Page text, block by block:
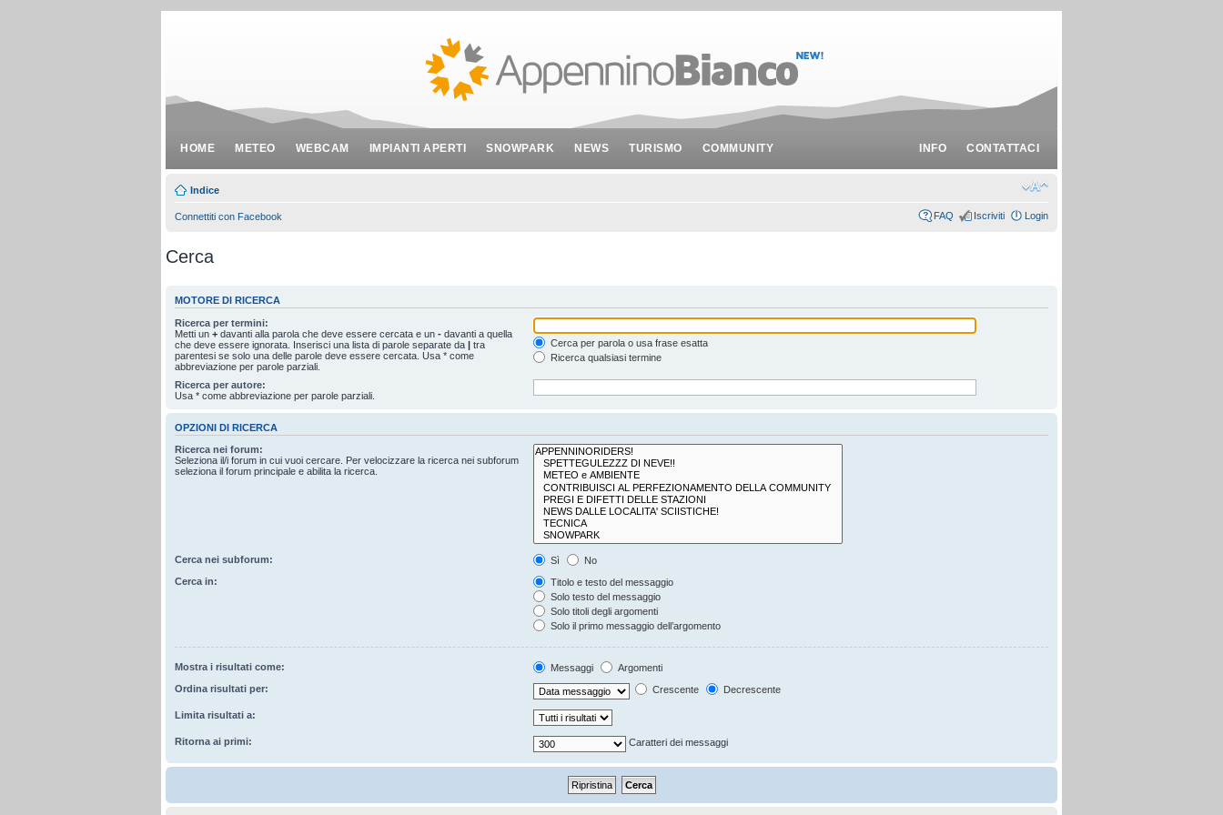
HOME METEO WEBCAM IMPIANTI APERTI SNOWPARK NEWS TURISMO COMMUNITY INFO CONTATTACI
Indice
Connettiti con Facebook FAQ Iscriviti Login
Cerca
MOTORE DI RICERCA
Ricerca per termini:
Metti un + davanti alla parola che deve essere cercata e un - davanti a quella
che deve essere ignorata. Inserisci una lista di parole separate da | tra
parentesi se solo una delle parole deve essere cercata. Usa * come
abbreviazione per parole parziali.
Cerca per parola o usa frase esatta
Ricerca qualsiasi termine
Ricerca per autore:
Usa * come abbreviazione per parole parziali.
OPZIONI DI RICERCA
Ricerca nei forum:
Seleziona il/i forum in cui vuoi cercare. Per velocizzare la ricerca nei subforum
seleziona il forum principale e abilita la ricerca.
Cerca nei subforum: Sì
No
Cerca in:
Titolo e testo del messaggio
Solo testo del messaggio
Solo titoli degli argomenti
Solo il primo messaggio dell’argomento
Mostra i risultati come: Messaggi
Argomenti
Ordina risultati per:
Crescente Decrescente
Limita risultati a:
Ritorna ai primi: Caratteri dei messaggi